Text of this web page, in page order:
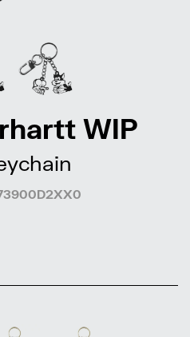
WIP